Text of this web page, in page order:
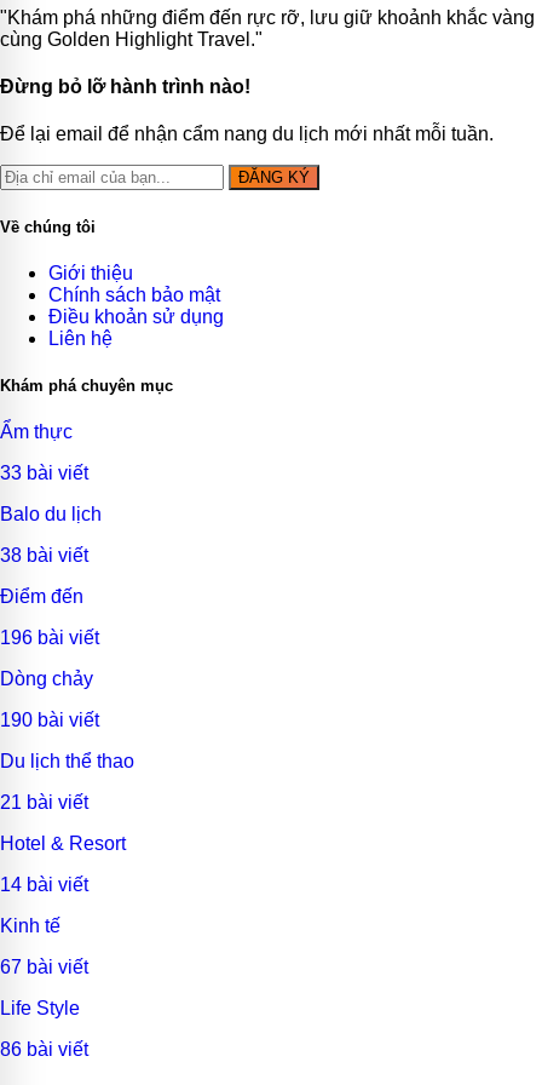
"Khám phá những điểm đến rực rỡ, lưu giữ khoảnh khắc vàng
cùng Golden Highlight Travel."
Đừng bỏ lỡ hành trình nào!
Để lại email để nhận cẩm nang du lịch mới nhất mỗi tuần.
ĐĂNG KÝ
Về chúng tôi
Giới thiệu
Chính sách bảo mật
Điều khoản sử dụng
Liên hệ
Khám phá chuyên mục
Ẩm thực
33 bài viết
Balo du lịch
38 bài viết
Điểm đến
196 bài viết
Dòng chảy
190 bài viết
Du lịch thể thao
21 bài viết
Hotel & Resort
14 bài viết
Kinh tế
67 bài viết
Life Style
86 bài viết